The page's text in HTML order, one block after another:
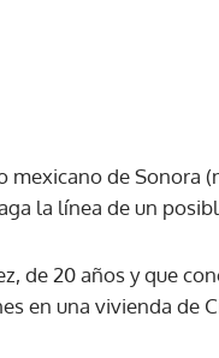
mexicano de
la línea de un
de 20 años y que
en una vivienda de